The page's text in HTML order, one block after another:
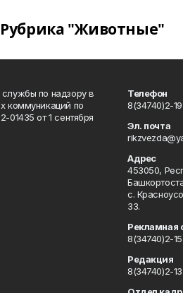
Рубрика "Животные"
по надзору в
коммуникаций по
от 1 сентября
Телефон
8(34740)2-
Эл. почта
Адрес
453050,
с.
33.
Рекламная
8(34740)2-
Редакция
8(34740)2-